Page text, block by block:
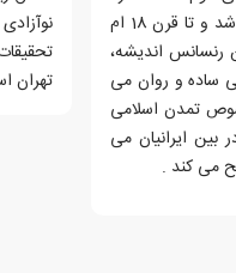
یعنی پیشرفت کنونی غرب را مدیون سیر تحولی می داند که از قرن 14 ام شروع شد و تا قرن 18 ام
رنسانس اندیشه،
ساده و روان می
شرق متمدن به خصوص تمدن اسلامی
ایرانیان می
می کند .
تهران